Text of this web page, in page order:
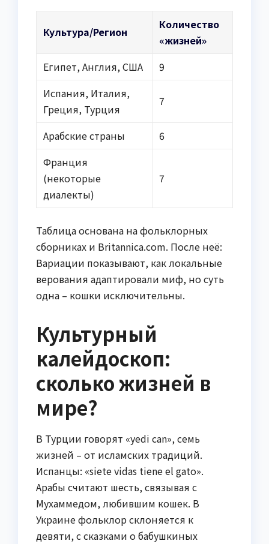
Культура/Регион
Количество
«жизней»
Египет, Англия, США
9
Испания, Италия,
Греция, Турция
7
Арабские страны
6
Франция
(некоторые
диалекты)
7
Таблица основана на фольклорных
сборниках и Britannica.com. После неё:
Вариации показывают, как локальные
верования адаптировали миф, но суть
одна – кошки исключительны.
Культурный
калейдоскоп:
сколько жизней в
мире?
В Турции говорят «yedi can», семь
жизней – от исламских традиций.
Испанцы: «siete vidas tiene el gato».
Арабы считают шесть, связывая с
Мухаммедом, любившим кошек. В
Украине фольклор склоняется к
девяти, с сказками о бабушкиных